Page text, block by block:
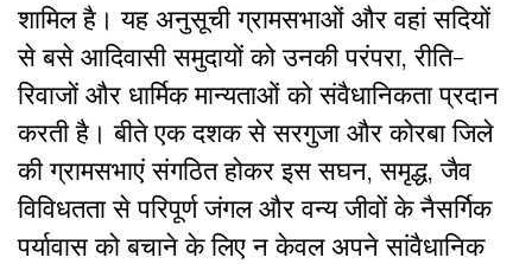
शामिल है। यह अनुसूची ग्रामसभाओं और वहां सदियों
से बसे आदिवासी समुदायों को उनकी परंपरा, रीति-
रिवाजों और धार्मिक मान्यताओं को संवैधानिकता प्रदान
करती है। बीते एक दशक से सरगुजा और कोरबा जिले
की ग्रामसभाएं संगठित होकर इस सघन, समृद्ध, जैव
विविधतता से परिपूर्ण जंगल और वन्य जीवों के नैसर्गिक
पर्यावास को बचाने के लिए न केवल अपने सांवैधानिक